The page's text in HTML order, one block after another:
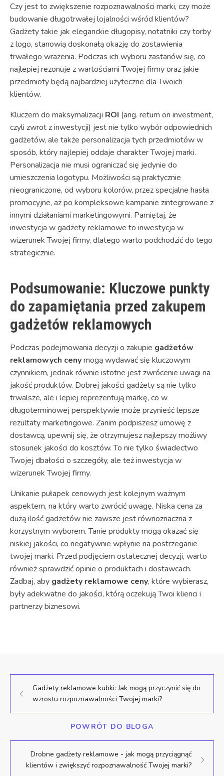
Czy jest to zwiększenie rozpoznawalności marki, czy może
budowanie długotrwałej lojalności wśród klientów?
Gadżety takie jak eleganckie długopisy, notatniki czy torby
z logo, stanowią doskonałą okazję do zostawienia
trwałego wrażenia. Podczas ich wyboru zastanów się, co
najlepiej rezonuje z wartościami Twojej firmy oraz jakie
przedmioty będą najbardziej użyteczne dla Twoich
klientów.
Kluczem do maksymalizacji ROI (ang. return on investment,
czyli zwrot z inwestycji) jest nie tylko wybór odpowiednich
gadżetów, ale także personalizacja tych przedmiotów w
sposób, który najlepiej oddaje charakter Twojej marki.
Personalizacja nie musi ograniczać się jedynie do
umieszczenia logotypu. Możliwości są praktycznie
nieograniczone, od wyboru kolorów, przez specjalne hasła
promocyjne, aż po kompleksowe kampanie zintegrowane z
innymi działaniami marketingowymi. Pamiętaj, że
inwestycja w gadżety reklamowe to inwestycja w
wizerunek Twojej firmy, dlatego warto podchodzić do tego
strategicznie.
Podsumowanie: Kluczowe punkty
do zapamiętania przed zakupem
gadżetów reklamowych
Podczas podejmowania decyzji o zakupie gadżetów
reklamowych cenymogą wydawać się kluczowym
czynnikiem, jednak równie istotne jest zwrócenie uwagi na
jakość produktów. Dobrej jakości gadżety są nie tylko
trwalsze, ale i lepiej reprezentują markę, co w
długoterminowej perspektywie może przynieść lepsze
rezultaty marketingowe. Zanim podpiszesz umowę z
dostawcą, upewnij się, że otrzymujesz najlepszy możliwy
stosunek jakości do kosztów. To nie tylko świadectwo
Twojej dbałości o szczegóły, ale też inwestycja w
wizerunek Twojej firmy.
Unikanie pułapek cenowych jest kolejnym ważnym
aspektem, na który warto zwrócić uwagę. Niska cena za
dużą ilość gadżetów nie zawsze jest równoznaczna z
korzystnym wyborem. Tanie produkty mogą okazać się
niskiej jakości, co negatywnie wpłynie na postrzeganie
twojej marki. Przed podjęciem ostatecznej decyzji, warto
również sprawdzić opinie o produktach i dostawcach.
Zadbaj, aby gadżety reklamowe ceny, które wybierasz,
były adekwatne do jakości, którą oczekują Twoi klienci i
partnerzy biznesowi.
Gadżety reklamowe kubki: Jak mogą przyczynić się do
wzrostu rozpoznawalności Twojej marki?
POWRÓT DO BLOGA
Drobne gadżety reklamowe - jak mogą przyciągnąć
klientów i zwiększyć rozpoznawalność Twojej marki?